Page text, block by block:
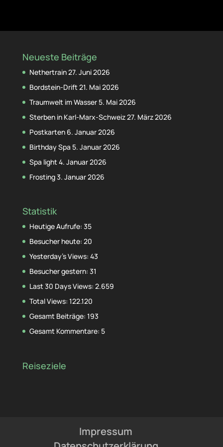
Neueste Beiträge
Nethertrain27. Juni 2026
Bordstein-Drift21. Mai 2026
Traumwelt im Wasser 5. Mai 2026
Sterben in Karl-Marx-Schweiz27. März 2026
Postkarten 6. Januar 2026
Birthday Spa 5. Januar 2026
Spa light4. Januar 2026
Frosting3. Januar 2026
Statistik
Heutige Aufrufe: 35
Besucher heute: 20
Yesterday's Views: 43
Besucher gestern: 31
Last 30 Days Views: 2.659
Total Views: 122.120
Gesamt Beiträge: 193
Gesamt Kommentare: 5
Reiseziele
Impressum